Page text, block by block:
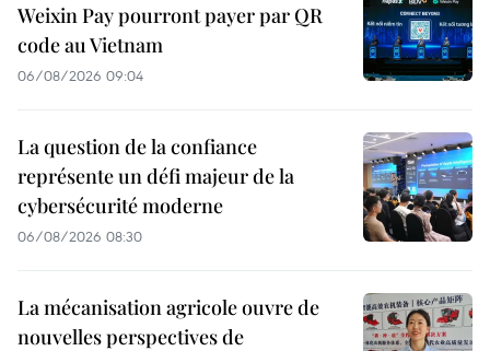
Weixin Pay pourront payer par QR
code au Vietnam
06/08/2026 09:04
La question de la confiance
représente un défi majeur de la
cybersécurité moderne
06/08/2026 08:30
La mécanisation agricole ouvre de
nouvelles perspectives de